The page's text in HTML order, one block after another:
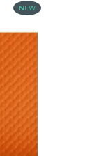
NEW